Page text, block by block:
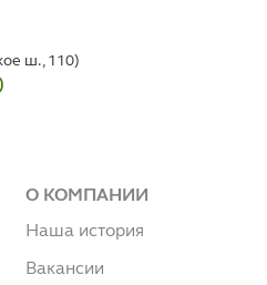
ш., 110)
О КОМПАНИИ
Наша история
Вакансии